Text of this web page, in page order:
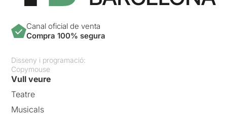
Canal oficial de venta
Compra 100% segura
Disseny i programació:
Copymouse
Vull veure
Teatre
Musicals